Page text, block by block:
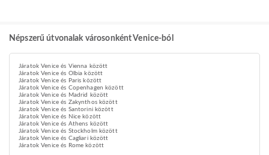
Népszerű útvonalak városonként Venice-ból
Járatok Venice és Vienna között
Járatok Venice és Olbia között
Járatok Venice és Paris között
Járatok Venice és Copenhagen között
Járatok Venice és Madrid között
Járatok Venice és Zakynthos között
Járatok Venice és Santorini között
Járatok Venice és Nice között
Járatok Venice és Athens között
Járatok Venice és Stockholm között
Járatok Venice és Cagliari között
Járatok Venice és Rome között